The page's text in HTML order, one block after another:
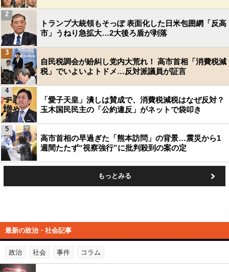
トランプ大統領もそっぽ 表面化した日米包囲網「反高
市」うねり急拡大…2大後ろ盾が剥落
2
自民税調会が紛糾し党内大荒れ！ 高市首相「消費税減
税」でいよいよトドメ…反対派議員が証言
3
「愛子天皇」潰しは賛成で、消費税減税はなぜ反対？
玉木国民民主の「公約違反」がネットで袋叩き
4
高市首相の早過ぎた「熊本訪問」の背景…震災から1
週間たたず“視察強行”に批判殺到の案の定
5
もっとみる
最新の政治・社会記事
政治 社会 事件 コラム